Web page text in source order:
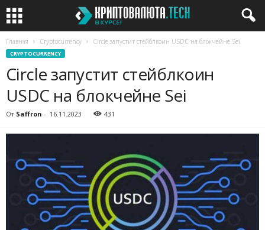
Главная Cryptocurrency Circle запустит стейблкоин USDC на блокчейне Sei
CRYPTOCURRENCY
Circle запустит стейблкоин
USDC на блокчейне Sei
От Saffron - 16.11.2023 431